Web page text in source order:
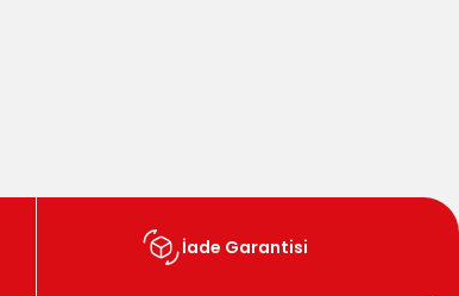
İade Garantisi